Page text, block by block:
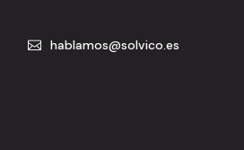
hablamos@solvico.es